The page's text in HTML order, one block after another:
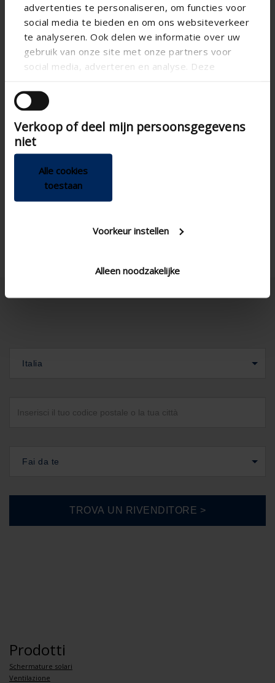
advertenties te personaliseren, om functies voor
social media te bieden en om ons websiteverkeer
te analyseren. Ook delen we informatie over uw
gebruik van onze site met onze partners voor
social media, adverteren en analyse. Deze
andere informatie die u aan ze heeft verstrekt of
die ze hebben verzameld op basis van uw gebruik
van hun services.
Verkoop of deel mijn persoonsgegevens
niet
Alle cookies
toestaan
Voorkeur instellen
Alleen noodzakelijke
Italia
Fai da te
Prodotti
Schermature solari
Ventilazione